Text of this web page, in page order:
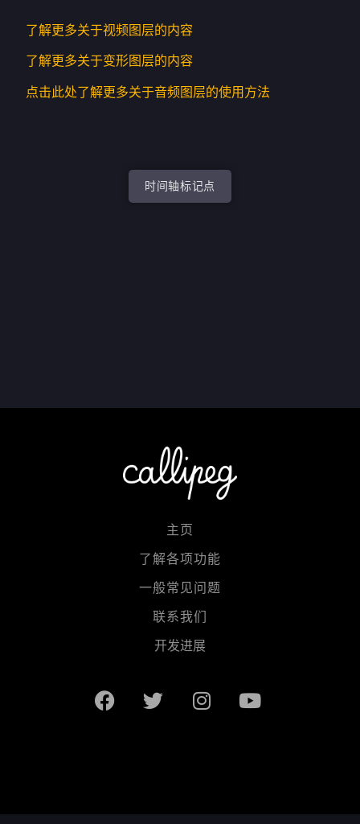
了解更多关于视频图层的内容
了解更多关于变形图层的内容
点击此处了解更多关于音频图层的使用方法
时间轴标记点
主页
了解各项功能
一般常见问题
联系我们
开发进展